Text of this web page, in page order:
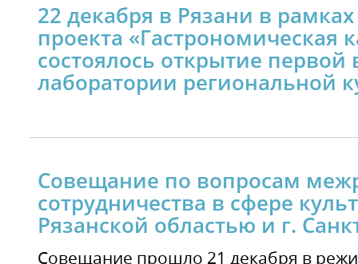
22 декабря в Рязани в
проекта «Гастрономическая
состоялось открытие
лаборатории региональной
Совещание по вопросам
сотрудничества в сфере
Рязанской областью и г.
Совещание прошло 21 декабря в